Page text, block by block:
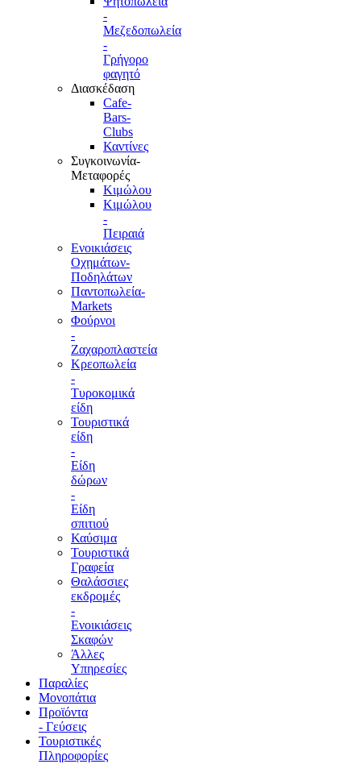
-
Μεζεδοπωλεία
-
Γρήγορο
φαγητό
Διασκέδαση
Cafe-
Bars-
Clubs
Καντίνες
Συγκοινωνία-
Μεταφορές
Κιμώλου
Κιμώλου
-
Πειραιά
Ενοικιάσεις
Οχημάτων-
Ποδηλάτων
Παντοπωλεία-
Markets
Φούρνοι
-
Ζαχαροπλαστεία
Κρεοπωλεία
-
Τυροκομικά
είδη
Τουριστικά
είδη
-
Είδη
δώρων
-
Είδη
σπιτιού
Καύσιμα
Τουριστικά
Γραφεία
Θαλάσσιες
εκδρομές
-
Ενοικιάσεις
Σκαφών
Άλλες
Υπηρεσίες
Παραλίες
Μονοπάτια
Προϊόντα
- Γεύσεις
Τουριστικές
Πληροφορίες